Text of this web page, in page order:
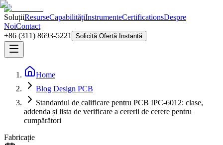
SoluțiiResurseCapabilitățiInstrumenteCertificationsDespre
NoiContact
+86 (311) 8693-5221
Solicită Ofertă Instantă
Home
Blog Design PCB
Standardul de calificare pentru PCB IPC-6012: clase,
addenda și lista de verificare a cererii de cerere pentru
cumpărători
Fabricație